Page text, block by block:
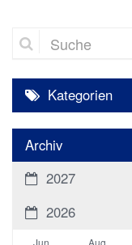
Suche
Kategorien
Archiv
2027
2026
Jun Aug